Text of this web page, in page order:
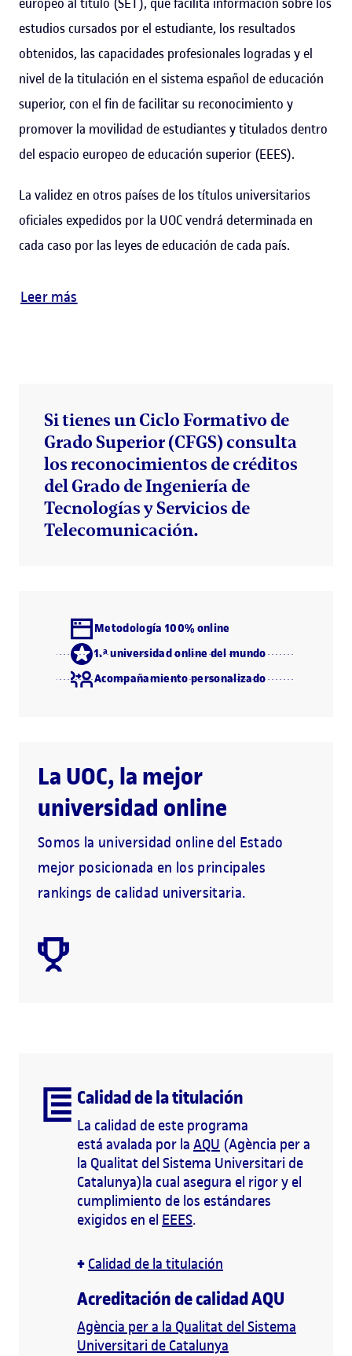
estudios cursados por el estudiante, los resultados
obtenidos, las capacidades profesionales logradas y el
nivel de la titulación en el sistema español de educación
superior, con el fin de facilitar su reconocimiento y
promover la movilidad de estudiantes y titulados dentro
del espacio europeo de educación superior (EEES).
La validez en otros países de los títulos universitarios
oficiales expedidos por la UOC vendrá determinada en
cada caso por las leyes de educación de cada país.
Leer más
Si tienes un Ciclo Formativo de
Grado Superior (CFGS) consulta
los reconocimientos de créditos
del Grado de Ingeniería de
Tecnologías y Servicios de
Telecomunicación.
Metodología 100% online
1.ª universidad online del mundo
Acompañamiento personalizado
La UOC, la mejor
universidad online
Somos la universidad online del Estado
mejor posicionada en los principales
rankings de calidad universitaria.
Calidad de la titulación
La calidad de este programa
está avalada por la AQU (Agència per a
la Qualitat del Sistema Universitari de
Catalunya)la cual asegura el rigor y el
cumplimiento de los estándares
exigidos en el EEES.
+ Calidad de la titulación
Acreditación de calidad AQU
Agència per a la Qualitat del Sistema
Universitari de Catalunya